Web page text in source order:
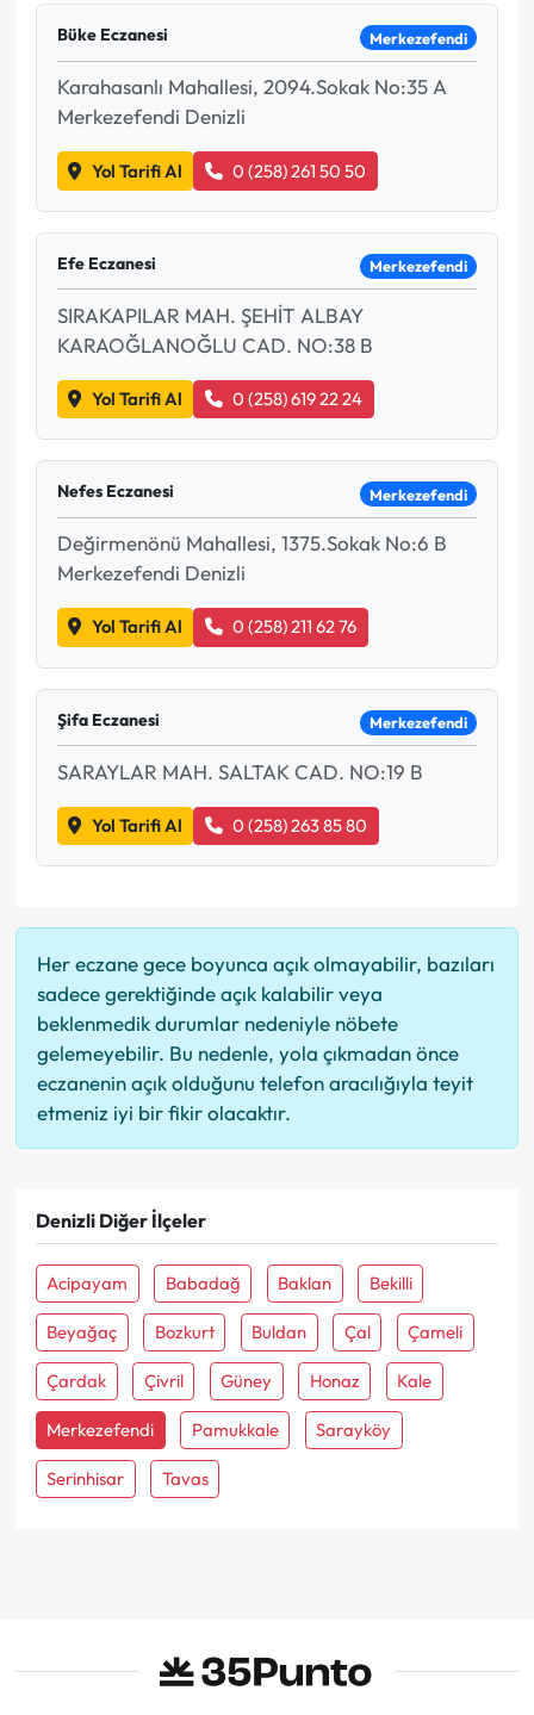
Büke Eczanesi Merkezefendi
Karahasanlı Mahallesi, 2094.Sokak No:35 A
Merkezefendi Denizli
Yol Tarifi Al 0 (258) 261 50 50
Efe Eczanesi Merkezefendi
SIRAKAPILAR MAH. ŞEHİT ALBAY
KARAOĞLANOĞLU CAD. NO:38 B
Yol Tarifi Al 0 (258) 619 22 24
Nefes Eczanesi Merkezefendi
Değirmenönü Mahallesi, 1375.Sokak No:6 B
Merkezefendi Denizli
Yol Tarifi Al 0 (258) 211 62 76
Şifa Eczanesi Merkezefendi
SARAYLAR MAH. SALTAK CAD. NO:19 B
Yol Tarifi Al 0 (258) 263 85 80
Her eczane gece boyunca açık olmayabilir, bazıları
sadece gerektiğinde açık kalabilir veya
beklenmedik durumlar nedeniyle nöbete
gelemeyebilir. Bu nedenle, yola çıkmadan önce
eczanenin açık olduğunu telefon aracılığıyla teyit
etmeniz iyi bir fikir olacaktır.
Denizli Diğer İlçeler
Acipayam Babadağ Baklan Bekilli
Beyağaç Bozkurt Buldan Çal Çameli
Çardak Çivril Güney Honaz Kale
Merkezefendi Pamukkale Sarayköy
Serinhisar Tavas